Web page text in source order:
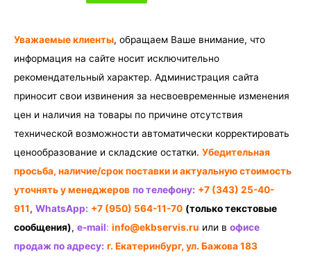
Уважаемые клиенты, обращаем Ваше внимание, что
информация на сайте носит исключительно
рекомендательный характер. Администрация сайта
приносит свои извинения за несвоевременные изменения
цен и наличия на товары по причине отсутствия
технической возможности автоматически корректировать
ценообразование и складские остатки. Убедительная
просьба, наличие/срок поставки и актуальную стоимость
уточнять у менеджеров по телефону: +7 (343) 25-40-
911, WhatsApp: +7 (950) 564-11-70 (только текстовые
сообщения), e-mail: info@ekbservis.ru или в офисе
продаж по адресу: г. Екатеринбург, ул. Бажова 183